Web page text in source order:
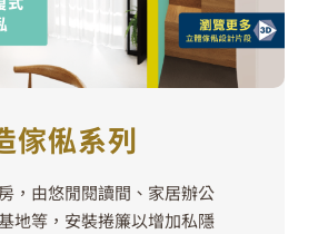
傢俬系列
，由悠閒閱讀間、家居辦公
地等，安裝捲簾以增加私隱